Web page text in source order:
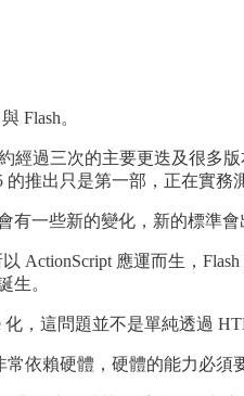
Flash。
經過三次的主要更迭及很多
推出只是第一部，正在實
一些新的變化，新的標準
ActionScript 應運而生，
生。
，這問題並不是單純透過
依賴硬體，硬體的能力必須